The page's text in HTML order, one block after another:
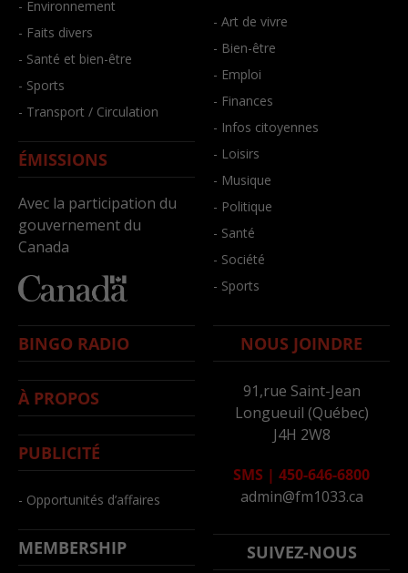
- Environnement
- Faits divers
- Santé et bien-être
- Sports
- Transport / Circulation
ÉMISSIONS
Avec la participation du
gouvernement du
Canada
- Art de vivre
- Bien-être
- Emploi
- Finances
- Infos citoyennes
- Loisirs
- Musique
- Politique
- Santé
- Société
- Sports
BINGO RADIO
À PROPOS
PUBLICITÉ
- Opportunités d’affaires
MEMBERSHIP
NOUS JOINDRE
91,rue Saint-Jean
Longueuil (Québec)
J4H 2W8
SMS | 450-646-6800
admin@fm1033.ca
SUIVEZ-NOUS